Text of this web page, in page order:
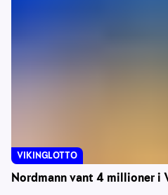
Nordmann vant 4 millioner i
VIKINGLOTTO